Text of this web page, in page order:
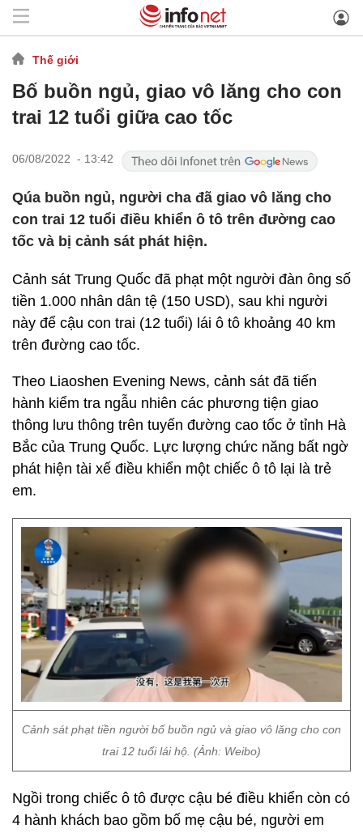
Thế giới
Bố buồn ngủ, giao vô lăng cho con
trai 12 tuổi giữa cao tốc
06/08/2022 - 13:42
Qúa buồn ngủ, người cha đã giao vô lăng cho
con trai 12 tuổi điều khiển ô tô trên đường cao
tốc và bị cảnh sát phát hiện.
Cảnh sát Trung Quốc đã phạt một người đàn ông số
tiền 1.000 nhân dân tệ (150 USD), sau khi người
này để cậu con trai (12 tuổi) lái ô tô khoảng 40 km
trên đường cao tốc.
Theo Liaoshen Evening News, cảnh sát đã tiến
hành kiểm tra ngẫu nhiên các phương tiện giao
thông lưu thông trên tuyến đường cao tốc ở tỉnh Hà
Bắc của Trung Quốc. Lực lượng chức năng bất ngờ
phát hiện tài xế điều khiển một chiếc ô tô lại là trẻ
em.
Cảnh sát phạt tiền người bố buồn ngủ và giao vô lăng cho con
trai 12 tuổi lái hộ. (Ảnh: Weibo)
Ngồi trong chiếc ô tô được cậu bé điều khiển còn có
4 hành khách bao gồm bố mẹ cậu bé, người em